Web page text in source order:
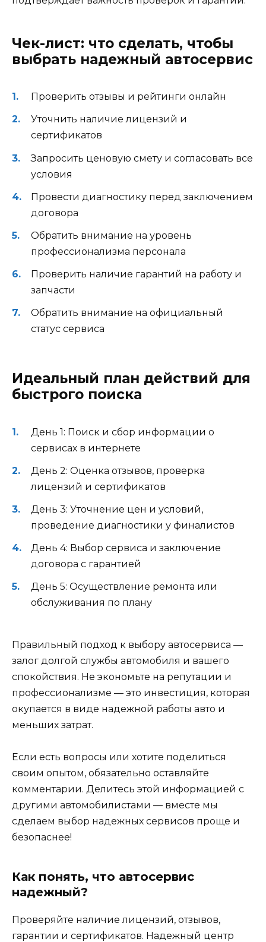
Чек-лист: что сделать, чтобы
выбрать надежный автосервис
Проверить отзывы и рейтинги онлайн
Уточнить наличие лицензий и
сертификатов
Запросить ценовую смету и согласовать все
условия
Провести диагностику перед заключением
договора
Обратить внимание на уровень
профессионализма персонала
Проверить наличие гарантий на работу и
запчасти
Обратить внимание на официальный
статус сервиса
Идеальный план действий для
быстрого поиска
День 1: Поиск и сбор информации о
сервисах в интернете
День 2: Оценка отзывов, проверка
лицензий и сертификатов
День 3: Уточнение цен и условий,
проведение диагностики у финалистов
День 4: Выбор сервиса и заключение
договора с гарантией
День 5: Осуществление ремонта или
обслуживания по плану
Правильный подход к выбору автосервиса —
залог долгой службы автомобиля и вашего
спокойствия. Не экономьте на репутации и
профессионализме — это инвестиция, которая
окупается в виде надежной работы авто и
меньших затрат.
Если есть вопросы или хотите поделиться
своим опытом, обязательно оставляйте
комментарии. Делитесь этой информацией с
другими автомобилистами — вместе мы
сделаем выбор надежных сервисов проще и
безопаснее!
Как понять, что автосервис
надежный?
Проверяйте наличие лицензий, отзывов,
гарантии и сертификатов. Надежный центр